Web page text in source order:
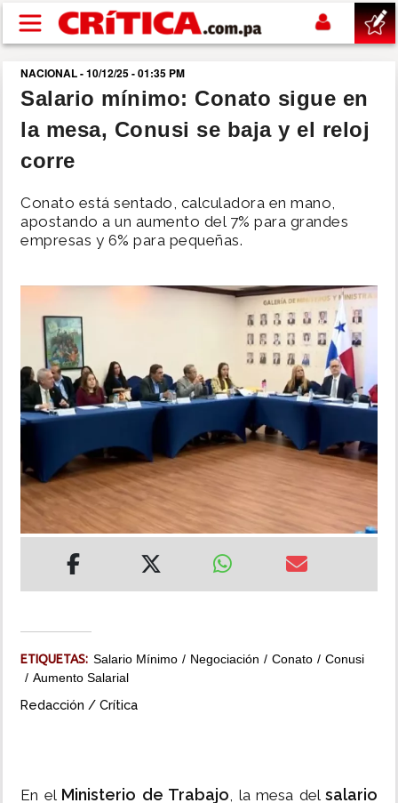
Pasar al contenido principal
buscar
SUCESOS
POLÍTICA
DEPORTES
MUNDO
MULTIMEDIA
IMPRESO
NACIONAL - 10/12/25 - 01:35 PM
Salario mínimo: Conato sigue en
la mesa, Conusi se baja y el reloj
corre
Conato está sentado, calculadora en mano,
apostando a un aumento del 7% para grandes
empresas y 6% para pequeñas.
ETIQUETAS: Salario Mínimo Negociación Conato
Conusi
Aumento Salarial
Redacción / Crítica
En el Ministerio de Trabajo, la mesa del salario